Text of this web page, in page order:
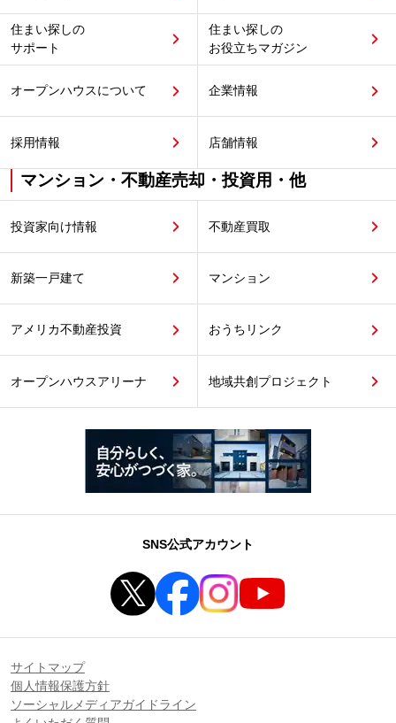
住まい探しの
サポート
住まい探しの
お役立ちマガジン
オープンハウスについて 企業情報
採用情報 店舗情報
マンション・不動産売却・投資用・他
投資家向け情報 不動産買取
新築一戸建て マンション
アメリカ不動産投資 おうちリンク
オープンハウスアリーナ 地域共創プロジェクト
SNS公式アカウント
サイトマップ
個人情報保護方針
ソーシャルメディアガイドライン